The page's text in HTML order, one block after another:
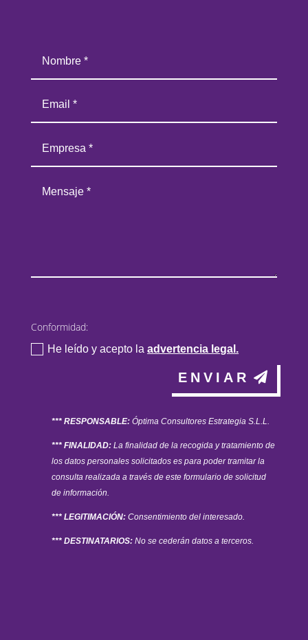
Conformidad:
He leído y acepto laadvertencia legal.
ENVIAR
*** RESPONSABLE: Óptima Consultores Estrategia S.L.L.
*** FINALIDAD:La finalidad de la recogida y tratamiento de
los datos personales solicitados es para poder tramitar la
consulta realizada a través de este formulario de solicitud
de información.
*** LEGITIMACIÓN:Consentimiento del interesado.
*** DESTINATARIOS: No se cederán datos a terceros.